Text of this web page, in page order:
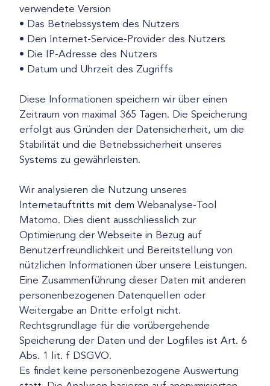
verwendete Version
• Das Betriebssystem des Nutzers
• Den Internet-Service-Provider des Nutzers
• Die IP-Adresse des Nutzers
• Datum und Uhrzeit des Zugriffs
Diese Informationen speichern wir über einen
Zeitraum von maximal 365 Tagen. Die Speicherung
erfolgt aus Gründen der Datensicherheit, um die
Stabilität und die Betriebssicherheit unseres
Systems zu gewährleisten.
Wir analysieren die Nutzung unseres
Internetauftritts mit dem Webanalyse-Tool
Matomo. Dies dient ausschliesslich zur
Optimierung der Webseite in Bezug auf
Benutzerfreundlichkeit und Bereitstellung von
nützlichen Informationen über unsere Leistungen.
Eine Zusammenführung dieser Daten mit anderen
personenbezogenen Datenquellen oder
Weitergabe an Dritte erfolgt nicht.
Rechtsgrundlage für die vorübergehende
Speicherung der Daten und der Logfiles ist Art. 6
Abs. 1 lit. f DSGVO.
Es findet keine personenbezogene Auswertung